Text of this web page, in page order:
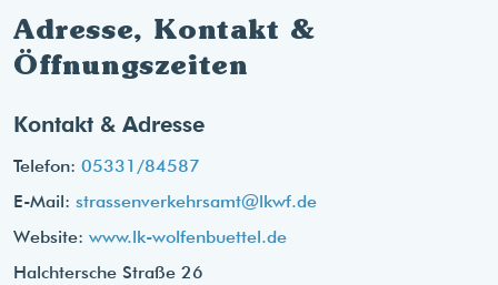
Adresse, Kontakt &
Öffnungszeiten
Kontakt & Adresse
Telefon: 05331/84587
E-Mail: strassenverkehrsamt@lkwf.de
Website: www.lk-wolfenbuettel.de
Halchtersche Straße 26